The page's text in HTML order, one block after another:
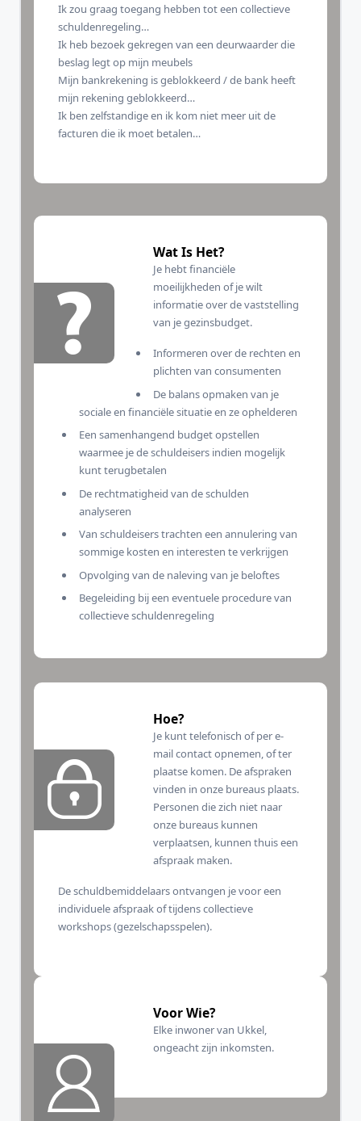
Ik zou graag toegang hebben tot een collectieve
schuldenregeling…
Ik heb bezoek gekregen van een deurwaarder die
beslag legt op mijn meubels
Mijn bankrekening is geblokkeerd / de bank heeft
mijn rekening geblokkeerd…
Ik ben zelfstandige en ik kom niet meer uit de
facturen die ik moet betalen…
Wat Is Het?
Je hebt financiële
moeilijkheden of je wilt
informatie over de vaststelling
van je gezinsbudget.
Informeren over de rechten en
plichten van consumenten
De balans opmaken van je
sociale en financiële situatie en ze ophelderen
Een samenhangend budget opstellen
waarmee je de schuldeisers indien mogelijk
kunt terugbetalen
De rechtmatigheid van de schulden
analyseren
Van schuldeisers trachten een annulering van
sommige kosten en interesten te verkrijgen
Opvolging van de naleving van je beloftes
Begeleiding bij een eventuele procedure van
collectieve schuldenregeling
Hoe?
Je kunt telefonisch of per e-
mail contact opnemen, of ter
plaatse komen. De afspraken
vinden in onze bureaus plaats.
Personen die zich niet naar
onze bureaus kunnen
verplaatsen, kunnen thuis een
afspraak maken.
De schuldbemiddelaars ontvangen je voor een
individuele afspraak of tijdens collectieve
workshops (gezelschapsspelen).
Voor Wie?
Elke inwoner van Ukkel,
ongeacht zijn inkomsten.